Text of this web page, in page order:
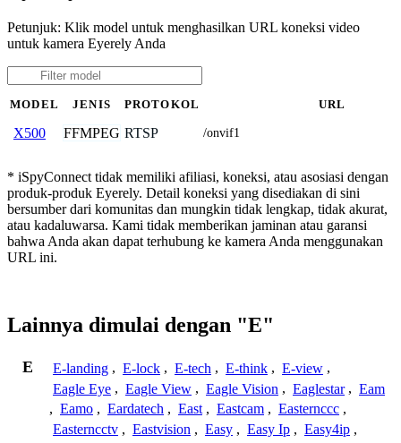
Petunjuk: Klik model untuk menghasilkan URL koneksi video
untuk kamera Eyerely Anda
MODEL JENIS PROTOKOL URL
X500 FFMPEG RTSP /onvif1
* iSpyConnect tidak memiliki afiliasi, koneksi, atau asosiasi dengan
produk-produk Eyerely. Detail koneksi yang disediakan di sini
bersumber dari komunitas dan mungkin tidak lengkap, tidak akurat,
atau kadaluwarsa. Kami tidak memberikan jaminan atau garansi
bahwa Anda akan dapat terhubung ke kamera Anda menggunakan
URL ini.
Lainnya dimulai dengan "E"
E E-landing , E-lock , E-tech , E-think , E-view ,
Eagle Eye , Eagle View , Eagle Vision , Eaglestar , Eam
, Eamo , Eardatech , East , Eastcam , Easternccc ,
Easterncctv , Eastvision , Easy , Easy Ip , Easy4ip ,